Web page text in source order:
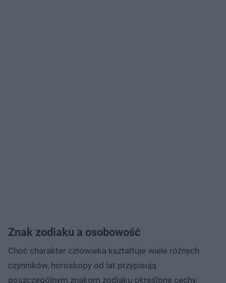
Znak zodiaku a osobowość
Choć charakter człowieka kształtuje wiele różnych
czynników, horoskopy od lat przypisują
poszczególnym znakom zodiaku określone cechy.